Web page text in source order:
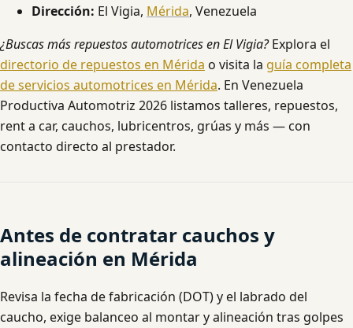
Dirección: El Vigia, Mérida, Venezuela
¿Buscas más repuestos automotrices en El Vigia?Explora el
directorio de repuestos en Mérida o visita la guía completa
de servicios automotrices en Mérida. En Venezuela
Productiva Automotriz 2026 listamos talleres, repuestos,
rent a car, cauchos, lubricentros, grúas y más — con
contacto directo al prestador.
Antes de contratar cauchos y
alineación en Mérida
Revisa la fecha de fabricación (DOT) y el labrado del
caucho, exige balanceo al montar y alineación tras golpes